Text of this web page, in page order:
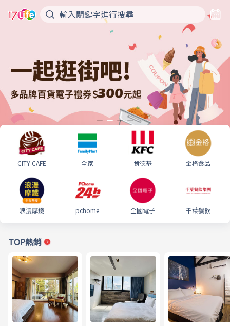
CITY CAFE 全家 肯德基 金格食品
浪漫摩鐵 pchome 全國電子 千葉餐飲
TOP熱銷